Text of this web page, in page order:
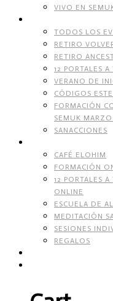
VIVO EN
TODOS LOS
RETIRO
RETIRO
12 PORTALES
VERANO DE
CÓDIGOS
FORMACIÓN
SEMUK
SANACCIONES
CAFÉ ELOHIM
FORMACIÓN
12 PORTALES
ONLINE
ESCUELA DE
MEDITACIÓN
SESIONES
REGALOS